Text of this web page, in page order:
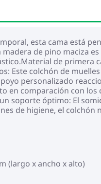
esta cama está
de pino maciza
de primera
Este colchón de
personalizado
en comparación con
soporte óptimo: El
de higiene, el colchón
(largo x ancho x alto)